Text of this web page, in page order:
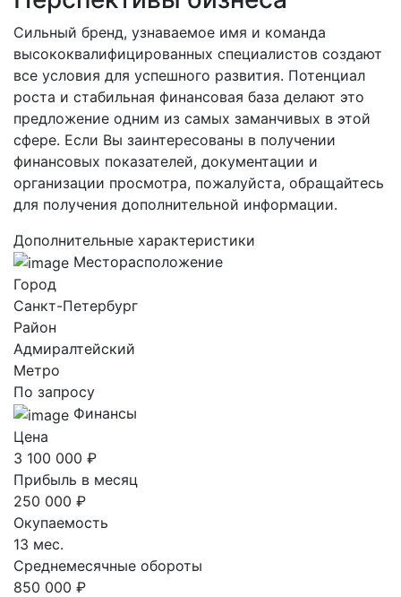
Сильный бренд, узнаваемое имя и команда
высококвалифицированных специалистов создают
все условия для успешного развития. Потенциал
роста и стабильная финансовая база делают это
предложение одним из самых заманчивых в этой
сфере. Если Вы заинтересованы в получении
финансовых показателей, документации и
организации просмотра, пожалуйста, обращайтесь
для получения дополнительной информации.
Дополнительные характеристики
Месторасположение
Город
Санкт-Петербург
Район
Адмиралтейский
Метро
По запросу
Финансы
Цена
3 100 000 ₽
Прибыль в месяц
250 000 ₽
Окупаемость
13 мес.
Среднемесячные обороты
850 000 ₽